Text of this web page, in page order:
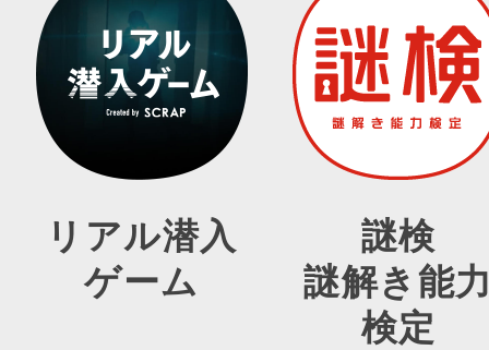
リアル潜入
ゲーム
謎検
謎解き能
検定